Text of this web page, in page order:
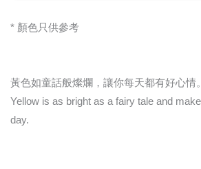
* 顏色只供參考
黃色如童話般燦爛，讓你每天都有好心情。
Yellow is as bright as a fairy tale and
day.